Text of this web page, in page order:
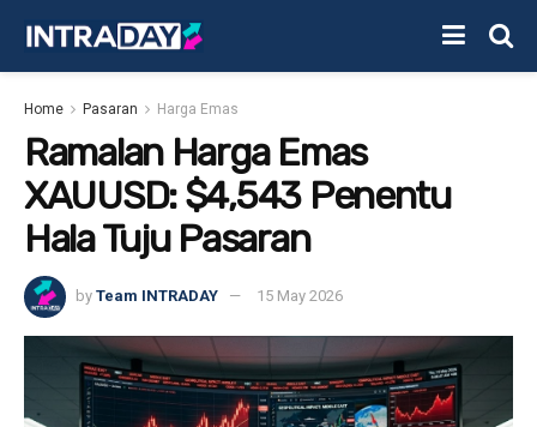
Home Pasaran Harga Emas
Ramalan Harga Emas
XAUUSD: $4,543 Penentu
Hala Tuju Pasaran
by Team INTRADAY 15 May 2026